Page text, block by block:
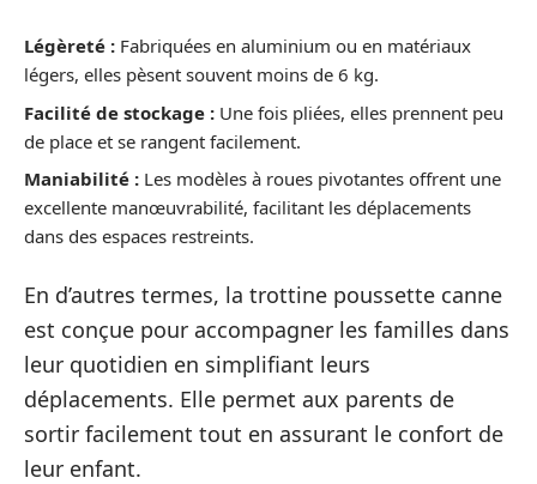
Légèreté : Fabriquées en aluminium ou en matériaux
légers, elles pèsent souvent moins de 6 kg.
Facilité de stockage : Une fois pliées, elles prennent peu
de place et se rangent facilement.
Maniabilité : Les modèles à roues pivotantes offrent une
excellente manœuvrabilité, facilitant les déplacements
dans des espaces restreints.
En d’autres termes, la trottine poussette canne
est conçue pour accompagner les familles dans
leur quotidien en simplifiant leurs
déplacements. Elle permet aux parents de
sortir facilement tout en assurant le confort de
leur enfant.